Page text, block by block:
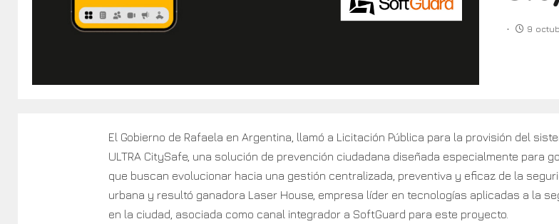
9
El Gobierno de Rafaela en Argentina, llamó a Licitación Pública para la provisión del
ULTRA CitySafe, una solución de prevención ciudadana diseñada especialmente para
que buscan evolucionar hacia una gestión centralizada, preventiva y eficaz de la
urbana y resultó ganadora Laser House, empresa líder en tecnologías aplicadas a la
en la ciudad, asociada como canal integrador a SoftGuard para este proyecto.